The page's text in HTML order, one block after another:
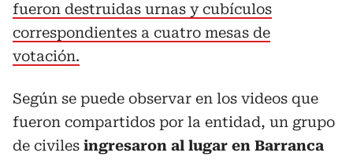
fueron destruidas urnas y cubículos
correspondientes a cuatro mesas de
votación.
Según se puede observar en los videos que
fueron compartidos por la entidad, un grupo
de civiles ingresaron al lugar en Barranca